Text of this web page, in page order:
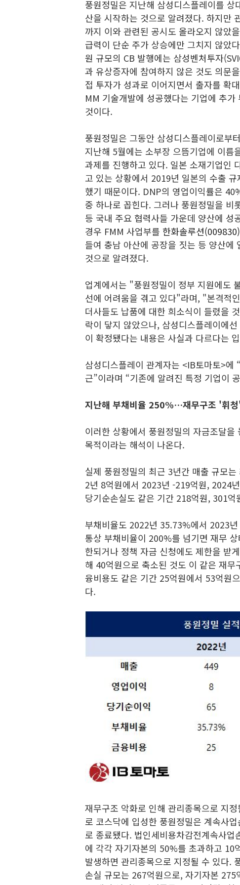
풍원정밀은 지난해 삼성디스플레이를
산을 시작하는 것으로 알려졌다. 하지만
까지 이와 관련된 공시도 올라오지 않았
급력이 단순 주가 상승에만 그치지 않았
원 규모의 CB 발행에는 삼성벤처투자
과 유상증자에 참여하지 않은 것도 의문
접 투자가 성과로 이어지면서 출자를 확
MM 기술개발에 성공했다는 기업에 추
것이다.
풍원정밀은 그동안 삼성디스플레이로부
지난해 5월에는 소부장 으뜸기업에 이
과제를 진행하고 있다. 일본 소재기업인
고 있는 상황에서 2019년 일본의 수출
했기 때문이다. DNP의 영업이익률은
중 하나로 꼽힌다. 그러나 풍원정밀을 비
등 국내 주요 협력사들 가운데 양산에 성
경우 FMM 사업부를 한화솔루션(009830)
들여 충남 아산에 공장을 짓는 등 양산에
것으로 알려졌다.
업계에서는 "풍원정밀이 정부 지원에도
선에 어려움을 겪고 있다"라며, "본격적
더사들도 납품에 대한 희소식이 들렸을
락이 닿지 않았으나, 삼성디스플레이에
이 확정됐다는 내용은 사실과 다르다는
삼성디스플레이 관계자는 <IB토마토>
근”이라며 “기존에 알려진 특정 기업이
지난해 부채비율 250%…재무구조 '휘
이러한 상황에서 풍원정밀의 자금조달
목적이라는 해석이 나온다.
실제 풍원정밀의 최근 3년간 매출 규모
2년 8억원에서 2023년 -219억원, 2024
당기순손실도 같은 기간 218억원, 301억
부채비율도 2022년 35.73%에서 2023
통상 부채비율이 200%를 넘기면 재무
한되거나 정책 자금 신청에도 제한을 받
해 40억원으로 축소된 것도 이 같은 재
융비용도 같은 기간 25억원에서 53억원
다.
재무구조 악화로 인해 관리종목으로 지
로 코스닥에 입성한 풍원정밀은 계속사
로 종료됐다. 법인세비용차감전계속사
에 각각 자기자본의 50%를 초과하고 10
발생하면 관리종목으로 지정될 수 있다.
손실 규모는 267억원으로, 자기자본